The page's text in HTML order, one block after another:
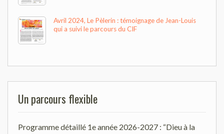
Avril 2024, Le Pèlerin : témoignage de Jean-Louis
qui a suivi le parcours du CIF
Un parcours flexible
Programme détaillé 1e année 2026-2027 : “Dieu à la